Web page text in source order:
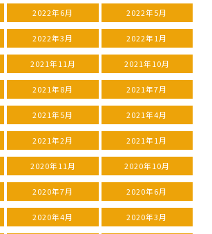
2022年6月 2022年5月
2022年3月 2022年1月
2021年11月 2021年10月
2021年8月 2021年7月
2021年5月 2021年4月
2021年2月 2021年1月
2020年11月 2020年10月
2020年7月 2020年6月
2020年4月 2020年3月